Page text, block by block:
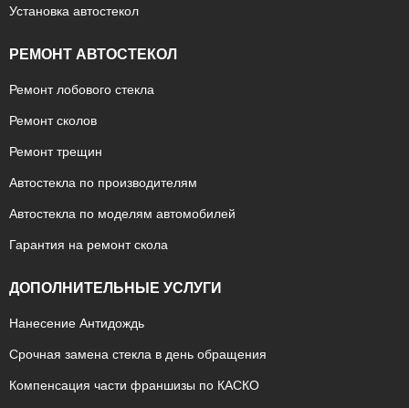
Установка автостекол
РЕМОНТ АВТОСТЕКОЛ
Ремонт лобового стекла
Ремонт сколов
Ремонт трещин
Автостекла по производителям
Автостекла по моделям автомобилей
Гарантия на ремонт скола
ДОПОЛНИТЕЛЬНЫЕ УСЛУГИ
Нанесение Антидождь
Срочная замена стекла в день обращения
Компенсация части франшизы по КАСКО